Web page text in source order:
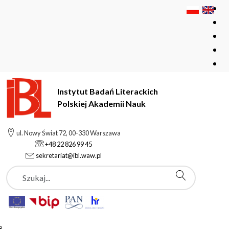
Instytut Badań Literackich
Polskiej Akademii Nauk
ul. Nowy Świat 72, 00-330 Warszawa
+48 22 826 99 45
sekretariat@ibl.waw.pl
Szukaj
Instytut Badań Literackich Polskiej Akademii Nauk
Aktualności
Rozmowa prof. Krzysztofa Mrowcewicza o Janie Potockim.
Aktualności